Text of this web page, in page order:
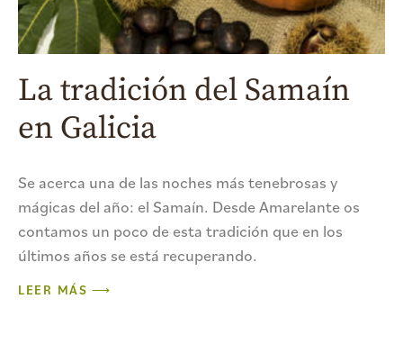
La tradición del Samaín
en Galicia
Se acerca una de las noches más tenebrosas y
mágicas del año: el Samaín. Desde Amarelante os
contamos un poco de esta tradición que en los
últimos años se está recuperando.
LEER MÁS ⟶